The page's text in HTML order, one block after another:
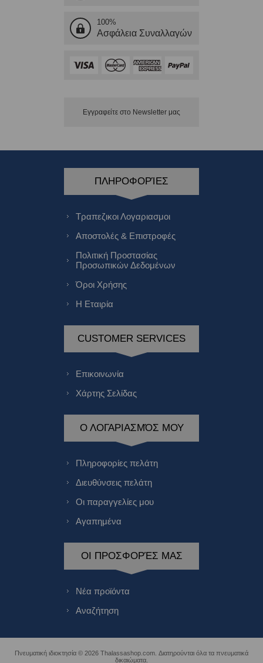
100%
Ασφάλεια Συναλλαγών
Εγγραφείτε στο Νewsletter μας
ΠΛΗΡΟΦΟΡΊΕΣ
Τραπεζικοι Λογαριασμοι
Αποστολές & Επιστροφές
Πολιτική Προστασίας
Προσωπικών Δεδομένων
Όροι Χρήσης
Η Εταιρία
CUSTOMER SERVICES
Επικοινωνία
Χάρτης Σελίδας
Ο ΛΟΓΑΡΙΑΣΜΌΣ ΜΟΥ
Πληροφορίες πελάτη
Διευθύνσεις πελάτη
Οι παραγγελίες μου
Αγαπημένα
ΟΙ ΠΡΟΣΦΟΡΈΣ ΜΑΣ
Νέα προϊόντα
Αναζήτηση
Πνευματική ιδιοκτησία © 2026 Thalassashop.com. Διατηρούνται όλα τα πνευματικά
δικαιώματα.